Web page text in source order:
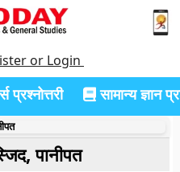
or Login
सामान्य ज्ञान
पानीपत